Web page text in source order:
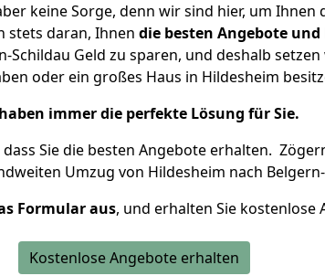
keine Sorge, denn wir sind hier, um Ihnen
stets daran, Ihnen die besten Angebote und
Geld zu sparen, und deshalb
oder ein großes Haus in Hildesheim
immer die perfekte Lösung für Sie.
Sie die besten Angebote erhalten.
Umzug von Hildesheim nach
Formular aus, und erhalten Sie kostenlose
Kostenlose Angebote erhalten